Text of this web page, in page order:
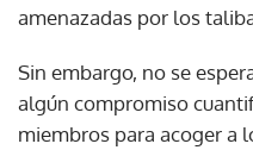
amenazadas por los
Sin embargo, no se
algún compromiso
miembros para acoger a